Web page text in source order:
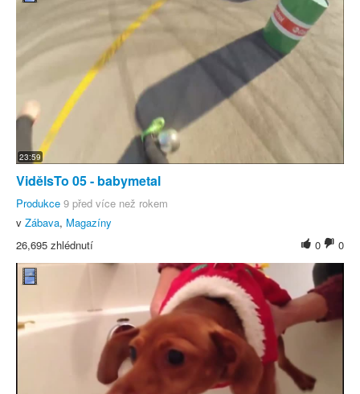
23:59
VidělsTo 05 - babymetal
Produkce 9 před více než rokem
v Zábava, Magazíny
0
0
26,695 zhlédnutí